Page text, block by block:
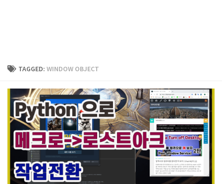
TAGGED: WINDOW OBJECT